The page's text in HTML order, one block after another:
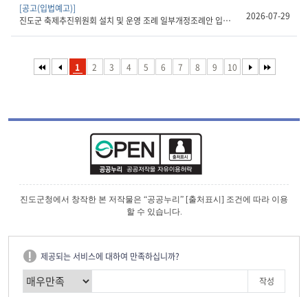
[공고(입법예고)]
진도군 축제추진위원회 설치 및 운영 조례 일부개정조례안 입법예고
2026-07-29
1 2 3 4 5 6 7 8 9 10
진도군청에서 창작한 본 저작물은 “공공누리” [출처표시] 조건에 따라 이용
할 수 있습니다.
제공되는 서비스에 대하여 만족하십니까?